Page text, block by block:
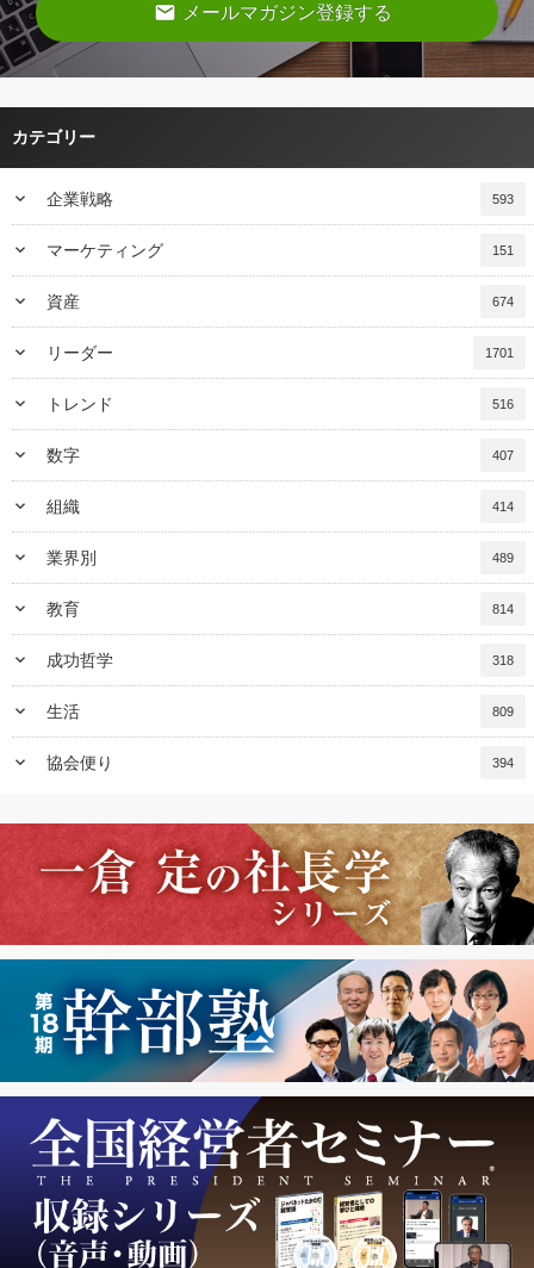
email メールマガジン登録する
カテゴリー
keyboard_arrow_down 企業戦略 593
keyboard_arrow_down マーケティング 151
keyboard_arrow_down 資産 674
keyboard_arrow_down リーダー 1701
keyboard_arrow_down トレンド 516
keyboard_arrow_down 数字 407
keyboard_arrow_down 組織 414
keyboard_arrow_down 業界別 489
keyboard_arrow_down 教育 814
keyboard_arrow_down 成功哲学 318
keyboard_arrow_down 生活 809
keyboard_arrow_down 協会便り 394